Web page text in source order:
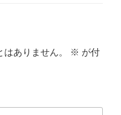
ありません。 ※ が付